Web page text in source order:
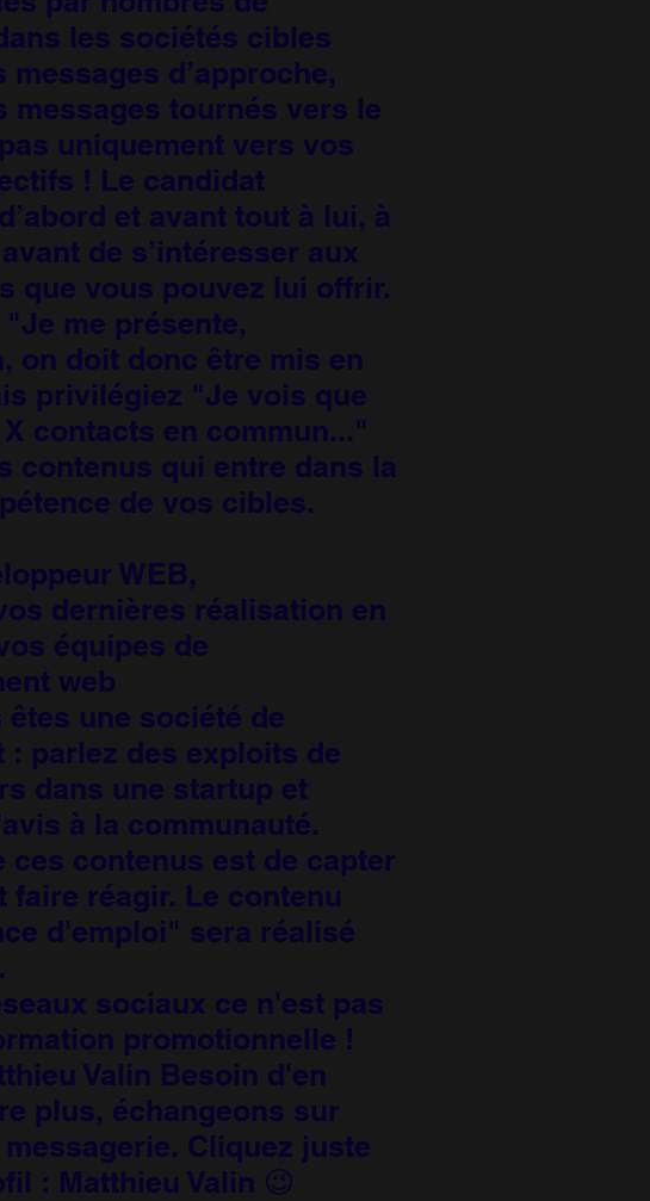
les sociétés cibles
messages d’approche,
messages tournés vers le
uniquement vers vos
! Le candidat
et avant tout à lui, à
de s’intéresser aux
que vous pouvez lui offrir.
me présente,
on doit donc être mis en
privilégiez "Je vois que
contacts en commun..."
contenus qui entre dans la
de vos cibles.
WEB,
dernières réalisation en
équipes de
web
êtes une société de
: parlez des exploits de
dans une startup et
à la communauté.
ces contenus est de capter
faire réagir. Le contenu
d'emploi" sera réalisé
sociaux ce n'est pas
promotionnelle !
Valin Besoin d'en
plus, échangeons sur
Cliquez juste
: Matthieu Valin 😉